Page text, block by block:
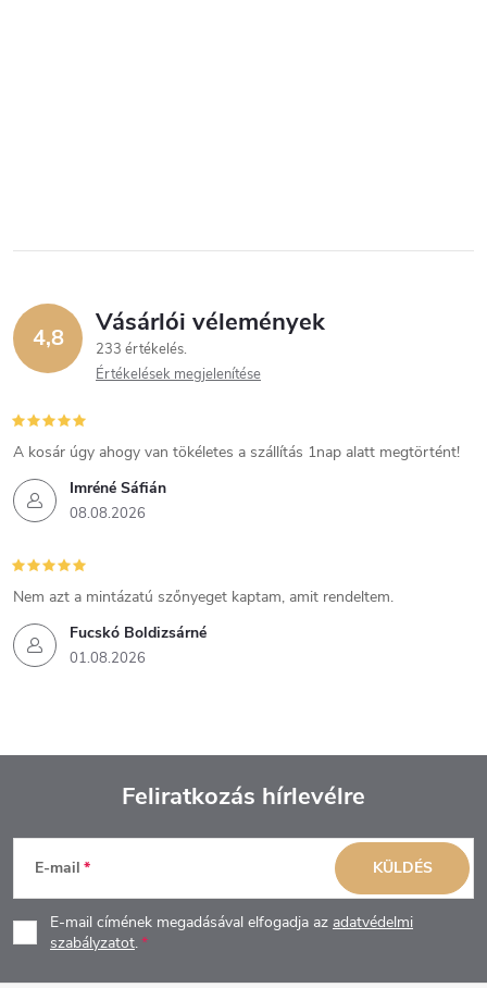
4,8 Vásárlói vélemények
233 értékelés
Értékelések megjelenítése
Imréné Sáfián
08.08.2026
A kosár úgy ahogy van tökéletes a szállítás 1nap alatt megtörtént!
Fucskó Boldizsárné
01.08.2026
Nem azt a mintázatú szőnyeget kaptam, amit rendeltem.
L
á
b
Feliratkozás hírlevélre
E-mail
E-mail címének megadásával elfogadja az adatvédelmi
szabályzatot.
KÜLDÉS